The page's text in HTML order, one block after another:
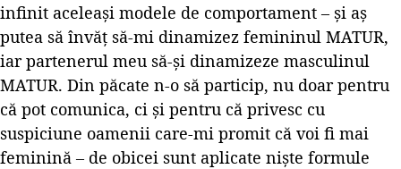
infinit aceleași modele de comportament – și aș
putea să învăț să-mi dinamizez femininul MATUR,
iar partenerul meu să-și dinamizeze masculinul
MATUR. Din păcate n-o să particip, nu doar pentru
că pot comunica, ci și pentru că privesc cu
suspiciune oamenii care-mi promit că voi fi mai
feminină – de obicei sunt aplicate niște formule